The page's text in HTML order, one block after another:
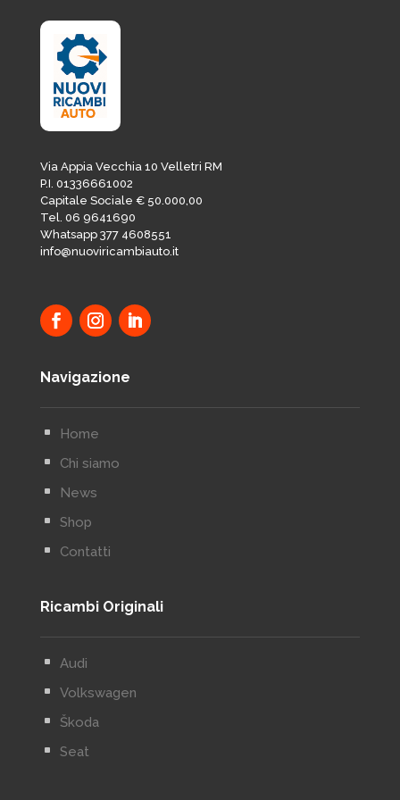
Via Appia Vecchia 10 Velletri RM
P.I. 01336661002
Capitale Sociale € 50.000,00
Tel. 06 9641690
Whatsapp 377 4608551
info@nuoviricambiauto.it
Navigazione
^ Home
^ Chi siamo
^ News
^ Shop
^ Contatti
Ricambi Originali
^ Audi
^ Volkswagen
^ Škoda
^ Seat